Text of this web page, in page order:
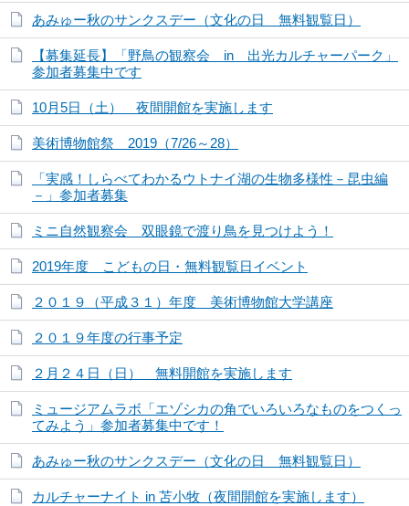
あみゅー秋のサンクスデー（文化の日 無料観覧日）
【募集延長】「野鳥の観察会 in 出光カルチャーパーク」
参加者募集中です
10月5日（土） 夜間開館を実施します
美術博物館祭 2019（7/26～28）
「実感！しらべてわかるウトナイ湖の生物多様性－昆虫編
－」参加者募集
ミニ自然観察会 双眼鏡で渡り鳥を見つけよう！
2019年度 こどもの日・無料観覧日イベント
２０１９（平成３１）年度 美術博物館大学講座
２０１９年度の行事予定
２月２４日（日） 無料開館を実施します
ミュージアムラボ「エゾシカの角でいろいろなものをつくっ
てみよう」参加者募集中です！
あみゅー秋のサンクスデー（文化の日 無料観覧日）
カルチャーナイト in 苫小牧（夜間開館を実施します）